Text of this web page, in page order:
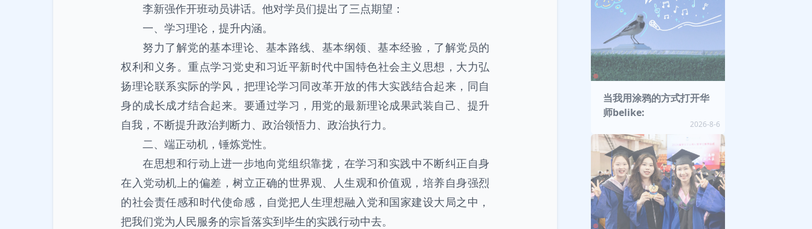
李新强作开班动员讲话。他对学员们提出了三点期望：
一、学习理论，提升内涵。
努力了解党的基本理论、基本路线、基本纲领、基本经验，了解党员的
权利和义务。重点学习党史和习近平新时代中国特色社会主义思想，大力弘
扬理论联系实际的学风，把理论学习同改革开放的伟大实践结合起来，同自
身的成长成才结合起来。要通过学习，用党的最新理论成果武装自己、提升
自我，不断提升政治判断力、政治领悟力、政治执行力。
二、端正动机，锤炼党性。
在思想和行动上进一步地向党组织靠拢，在学习和实践中不断纠正自身
在入党动机上的偏差，树立正确的世界观、人生观和价值观，培养自身强烈
的社会责任感和时代使命感，自觉把人生理想融入党和国家建设大局之中，
把我们党为人民服务的宗旨落实到毕生的实践行动中去。
当我用涂鸦的方式打开华
师belike:
2026-8-6